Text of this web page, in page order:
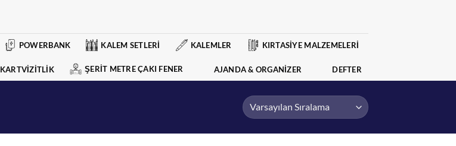
POWERBANK KALEM SETLERİ KALEMLER KIRTASİYE MALZEMELERİ
KARTVİZİTLİK ŞERİT METRE ÇAKI FENER AJANDA & ORGANİZER DEFTER